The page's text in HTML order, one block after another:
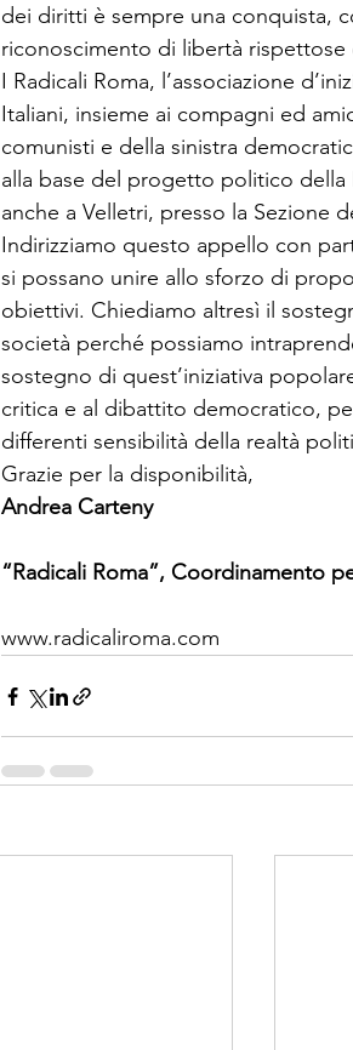
dei diritti è sempre una conquista,
riconoscimento di libertà rispettose
I Radicali Roma, l’associazione
Italiani, insieme ai compagni ed
comunisti e della sinistra
alla base del progetto politico della
anche a Velletri, presso la Sezione
Indirizziamo questo appello con
si possano unire allo sforzo di
obiettivi. Chiediamo altresì il
società perché possiamo
sostegno di quest’iniziativa
critica e al dibattito democratico,
differenti sensibilità della realtà
Grazie per la disponibilità,
Andrea Carteny
“Radicali Roma”, Coordinamento
www.radicaliroma.com